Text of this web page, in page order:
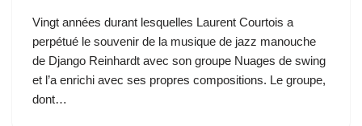
Vingt années durant lesquelles Laurent Courtois a
perpétué le souvenir de la musique de jazz manouche
de Django Reinhardt avec son groupe Nuages de swing
et l’a enrichi avec ses propres compositions. Le groupe,
dont…